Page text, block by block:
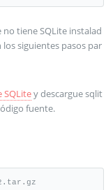
tiene SQLite instalad
siguientes pasos par
SQLitey descargue sqlit
fuente.